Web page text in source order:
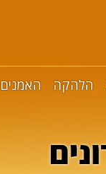
הלהקה האמנים